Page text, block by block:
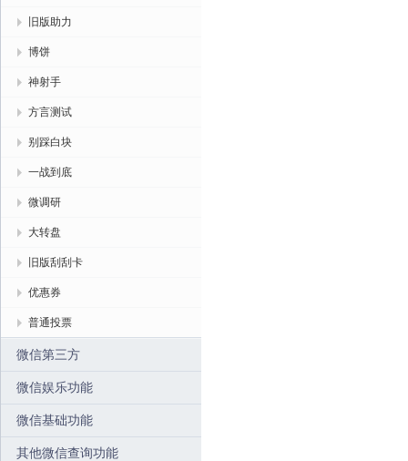
旧版助力
博饼
神射手
方言测试
别踩白块
一战到底
微调研
大转盘
旧版刮刮卡
优惠券
普通投票
微信第三方
微信娱乐功能
微信基础功能
其他微信查询功能